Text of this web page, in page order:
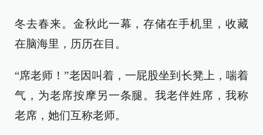
冬去春来。金秋此一幕，存储在手机里，收藏
在脑海里，历历在目。
“席老师！”老因叫着，一屁股坐到长凳上，喘着
气，为老席按摩另一条腿。我老伴姓席，我称
老席，她们互称老师。